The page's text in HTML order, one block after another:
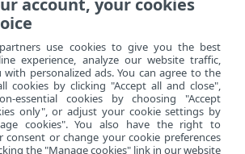
포> 에이전트 스크립트 설치
Windows/Linux/macOS
account, your cookies
use cookies to give you the best
experience, analyze our website traffic,
with personalized ads. You can agree to the
cookies by clicking "Accept all and close",
essential cookies by choosing "Accept
only", or adjust your cookie settings by
cookies". You also have the right to
consent or change your cookie preferences
the "Manage cookies" link in our website